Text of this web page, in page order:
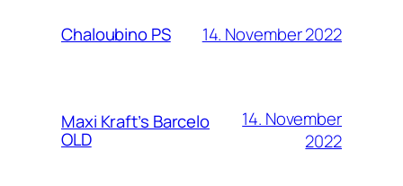
Chaloubino PS 14. November 2022
Maxi Kraft’s Barcelo
OLD
14. November
2022